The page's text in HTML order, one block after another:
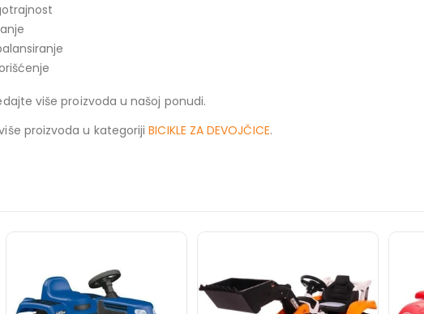
više proizvoda u našoj ponudi.
proizvoda u kategorijiBICIKLE ZA DEVOJČICE.